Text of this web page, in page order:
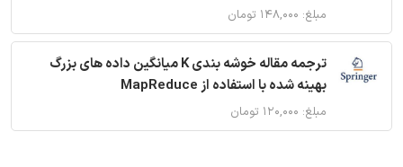
مبلغ: ۱۴۸,۰۰۰ تومان
ترجمه مقاله خوشه بندی K میانگین داده های بزرگ
بهینه شده با استفاده از MapReduce
مبلغ: ۱۲۰,۰۰۰ تومان